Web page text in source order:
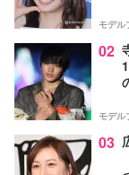
モデル
02
モデル
03